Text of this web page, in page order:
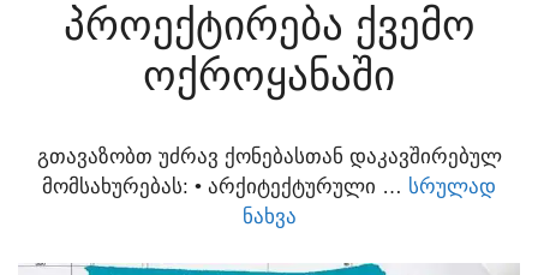
ᲞᲠᲝᲔᲥᲢᲘᲠᲔᲑᲐ ᲥᲕᲔᲛᲝ
ᲝᲥᲠᲝᲧᲐᲜᲐᲨᲘ
ᲒᲗᲐᲕᲐᲖᲝᲑᲗ ᲣᲫᲠᲐᲕ ᲥᲝᲜᲔᲑᲐᲡᲗᲐᲜ ᲓᲐᲙᲐᲕᲨᲘᲠᲔᲑᲣᲚ
ᲛᲝᲛᲡᲐᲮᲣᲠᲔᲑᲐᲡ:​ • ᲐᲠᲥᲘᲢᲔᲥᲢᲣᲠᲣᲚᲘ … ᲡᲠᲣᲚᲐᲓ
ᲜᲐᲮᲕᲐ